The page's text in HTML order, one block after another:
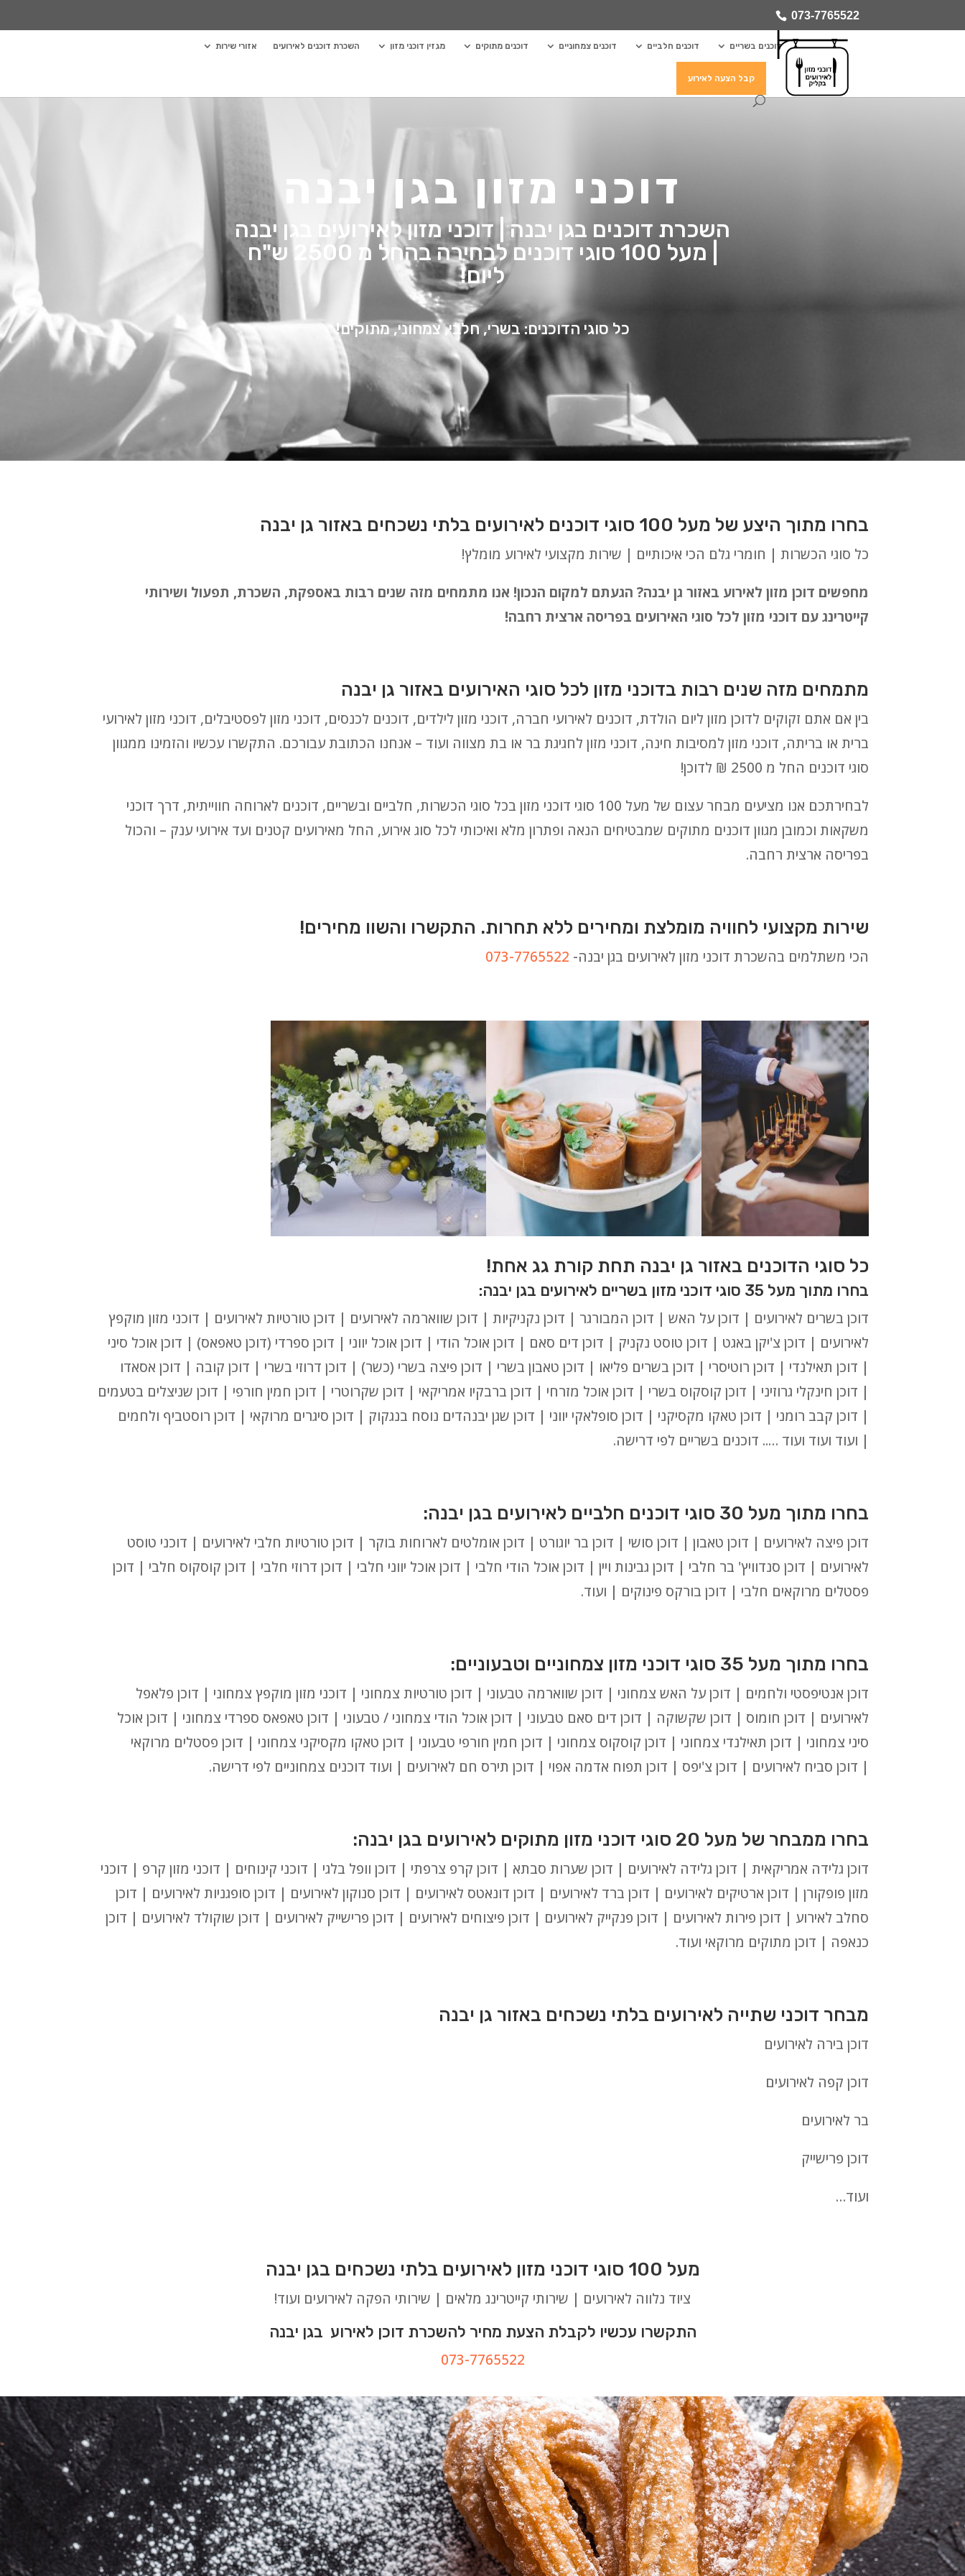
073-7765522
דוכנים בשריים דוכנים חלביים דוכנים צמחוניים דוכנים מתוקים מגזין דוכני מזון השכרת דוכנים לאירועים אזורי שירות
קבל הצעה לאירוע
דוכני מזון בגן יבנה
השכרת דוכנים בגן יבנה | דוכני מזון לאירועים בגן יבנה
| מעל 100 סוגי דוכנים לבחירה בהחל מ 2500 ש"ח
ליום!
כל סוגי הדוכנים: בשרי, חלבי, צמחוני, מתוקים!
בחרו מתוך היצע של מעל 100 סוגי דוכנים לאירועים בלתי נשכחים באזור גן יבנה
כל סוגי הכשרות | חומרי גלם הכי איכותיים | שירות מקצועי לאירוע מומלץ!
מחפשים דוכן מזון לאירוע באזור גן יבנה? הגעתם למקום הנכון! אנו מתמחים מזה שנים רבות באספקת, השכרת, תפעול ושירותי
קייטרינג עם דוכני מזון לכל סוגי האירועים בפריסה ארצית רחבה!
מתמחים מזה שנים רבות בדוכני מזון לכל סוגי האירועים באזור גן יבנה
בין אם אתם זקוקים לדוכן מזון ליום הולדת, דוכנים לאירועי חברה, דוכני מזון לילדים, דוכנים לכנסים, דוכני מזון לפסטיבלים, דוכני מזון לאירועי
ברית או בריתה, דוכני מזון למסיבות חינה, דוכני מזון לחגיגת בר או בת מצווה ועוד – אנחנו הכתובת עבורכם. התקשרו עכשיו והזמינו ממגוון
סוגי דוכנים החל מ 2500 ₪ לדוכן!
לבחירתכם אנו מציעים מבחר עצום של מעל 100 סוגי דוכני מזון בכל סוגי הכשרות, חלביים ובשריים, דוכנים לארוחה חווייתית, דרך דוכני
משקאות וכמובן מגוון דוכנים מתוקים שמבטיחים הנאה ופתרון מלא ואיכותי לכל סוג אירוע, החל מאירועים קטנים ועד אירועי ענק – והכול
בפריסה ארצית רחבה.
שירות מקצועי לחוויה מומלצת ומחירים ללא תחרות. התקשרו והשוו מחירים!
הכי משתלמים בהשכרת דוכני מזון לאירועים בגן יבנה- 073-7765522
כל סוגי הדוכנים באזור גן יבנה תחת קורת גג אחת!
בחרו מתוך מעל 35 סוגי דוכני מזון בשריים לאירועים בגן יבנה:
דוכן בשרים לאירועים | דוכן על האש | דוכן המבורגר | דוכן נקניקיות | דוכן שווארמה לאירועים | דוכן טורטיות לאירועים | דוכני מזון מוקפץ
לאירועים | דוכן צ'יקן באגט | דוכן טוסט נקניק | דוכן דים סאם | דוכן אוכל הודי | דוכן אוכל יווני | דוכן ספרדי (דוכן טאפאס) | דוכן אוכל סיני
| דוכן תאילנדי | דוכן רוטיסרי | דוכן בשרים פליאו | דוכן טאבון בשרי | דוכן פיצה בשרי (כשר) | דוכן דרוזי בשרי | דוכן קובה | דוכן אסאדו
| דוכן חינקלי גרוזיני | דוכן קוסקוס בשרי | דוכן אוכל מזרחי | דוכן ברבקיו אמריקאי | דוכן שקרוטרי | דוכן חמין חורפי | דוכן שניצלים בטעמים
| דוכן קבב רומני | דוכן טאקו מקסיקני | דוכן סופלאקי יווני | דוכן שגן יבנהדים נוסח בנגקוק | דוכן סיגרים מרוקאי | דוכן רוסטביף ולחמים
| ועוד ועוד ועוד ….. דוכנים בשריים לפי דרישה.
בחרו מתוך מעל 30 סוגי דוכנים חלביים לאירועים בגן יבנה:
דוכן פיצה לאירועים | דוכן טאבון | דוכן סושי | דוכן בר יוגורט | דוכן אומלטים לארוחות בוקר | דוכן טורטיות חלבי לאירועים | דוכני טוסט
לאירועים | דוכן סנדוויץ' בר חלבי | דוכן גבינות ויין | דוכן אוכל הודי חלבי | דוכן אוכל יווני חלבי | דוכן דרוזי חלבי | דוכן קוסקוס חלבי | דוכן
פסטלים מרוקאים חלבי | דוכן בורקס פינוקים | ועוד.
בחרו מתוך מעל 35 סוגי דוכני מזון צמחוניים וטבעוניים:
דוכן אנטיפסטי ולחמים | דוכן על האש צמחוני | דוכן שווארמה טבעוני | דוכן טורטיות צמחוני | דוכני מזון מוקפץ צמחוני | דוכן פלאפל
לאירועים | דוכן חומוס | דוכן שקשוקה | דוכן דים סאם טבעוני | דוכן אוכל הודי צמחוני / טבעוני | דוכן טאפאס ספרדי צמחוני | דוכן אוכל
סיני צמחוני | דוכן תאילנדי צמחוני | דוכן קוסקוס צמחוני | דוכן חמין חורפי טבעוני | דוכן טאקו מקסיקני צמחוני | דוכן פסטלים מרוקאי
| דוכן סביח לאירועים | דוכן צ'יפס | דוכן תפוח אדמה אפוי | דוכן תירס חם לאירועים | ועוד דוכנים צמחוניים לפי דרישה.
בחרו ממבחר של מעל 20 סוגי דוכני מזון מתוקים לאירועים בגן יבנה:
דוכן גלידה אמריקאית | דוכן גלידה לאירועים | דוכן שערות סבתא | דוכן קרפ צרפתי | דוכן וופל בלגי | דוכני קינוחים | דוכני מזון קרפ | דוכני
מזון פופקורן | דוכן ארטיקים לאירועים | דוכן ברד לאירועים | דוכן דונאטס לאירועים | דוכן סנוקון לאירועים | דוכן סופגניות לאירועים | דוכן
סחלב לאירוע | דוכן פירות לאירועים | דוכן פנקייק לאירועים | דוכן פיצוחים לאירועים | דוכן פרישייק לאירועים | דוכן שוקולד לאירועים | דוכן
כנאפה | דוכן מתוקים מרוקאי ועוד.
מבחר דוכני שתייה לאירועים בלתי נשכחים באזור גן יבנה
דוכן בירה לאירועים
דוכן קפה לאירועים
בר לאירועים
דוכן פרישייק
ועוד…
מעל 100 סוגי דוכני מזון לאירועים בלתי נשכחים בגן יבנה
ציוד נלווה לאירועים | שירותי קייטרינג מלאים | שירותי הפקה לאירועים ועוד!
התקשרו עכשיו לקבלת הצעת מחיר להשכרת דוכן לאירוע בגן יבנה
073-7765522